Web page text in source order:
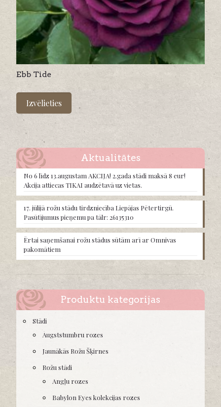
Ebb Tide
Izvēlieties
has
may
chosen
on
product
page
Aktualitātes
No 6 līdz 13.augustam AKCIJA! 2.gada stādi maksā 8 eur!
Akcija attiecas TIKAI audzētavā uz vietas.
17. jūlijā rožu stādu tirdzniecība Liepājas Pētertirgū.
Pasūtījumus pieņemu pa tālr: 26135310
Ērtai saņemšanai rožu stādus sūtām arī ar Omnivas
pakomātiem
Produktu kategorijas
Stādi
Augststumbru rozes
Jaunākās Rožu Šķirnes
Rožu stādi
Angļu rozes
Babylon Eyes kolekcijas rozes